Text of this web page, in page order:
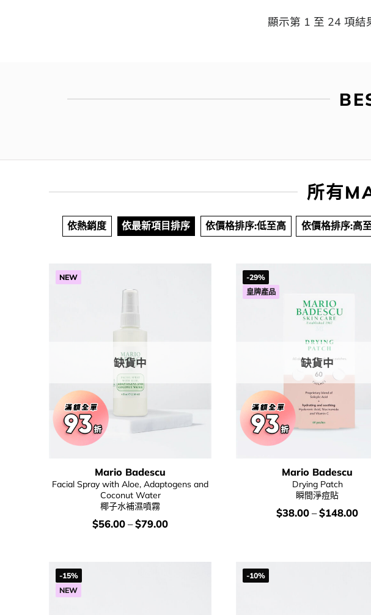
顯示第 1 至 24 項結
所有
依熱銷度 依最新項目排序 依價格排序:低至高 依價格排序:高
NEW
缺貨中
Mario Badescu
Facial Spray with Aloe, Adaptogens and
Coconut Water
椰子水補濕噴霧
價
錢：
$56.00–$79.00
-29%
皇牌產品
缺貨中
Mario Badescu
Drying Patch
瞬間淨痘貼
價
錢：
$38.00–$148.00
-15%
NEW
-10%